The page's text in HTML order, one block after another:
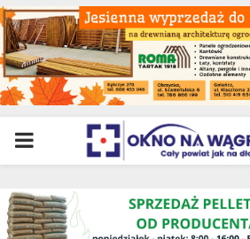
PRIMARY
MENU